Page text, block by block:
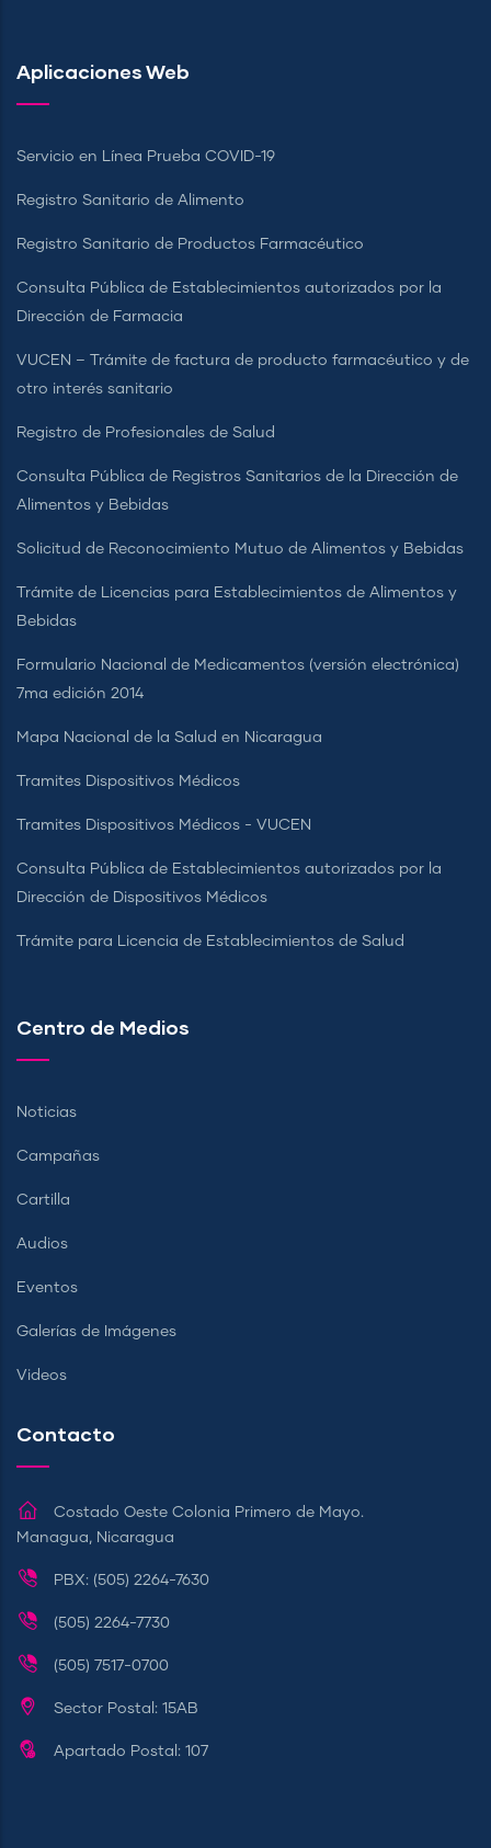
Aplicaciones Web
Servicio en Línea Prueba COVID-19
Registro Sanitario de Alimento
Registro Sanitario de Productos Farmacéutico
Consulta Pública de Establecimientos autorizados por la
Dirección de Farmacia
VUCEN – Trámite de factura de producto farmacéutico y de
otro interés sanitario
Registro de Profesionales de Salud
Consulta Pública de Registros Sanitarios de la Dirección de
Alimentos y Bebidas
Solicitud de Reconocimiento Mutuo de Alimentos y Bebidas
Trámite de Licencias para Establecimientos de Alimentos y
Bebidas
Formulario Nacional de Medicamentos (versión electrónica)
7ma edición 2014
Mapa Nacional de la Salud en Nicaragua
Tramites Dispositivos Médicos
Tramites Dispositivos Médicos - VUCEN
Consulta Pública de Establecimientos autorizados por la
Dirección de Dispositivos Médicos
Trámite para Licencia de Establecimientos de Salud
Centro de Medios
Noticias
Campañas
Cartilla
Audios
Eventos
Galerías de Imágenes
Videos
Contacto
Costado Oeste Colonia Primero de Mayo.
Managua, Nicaragua
PBX: (505) 2264-7630
(505) 2264-7730
(505) 7517-0700
Sector Postal: 15AB
Apartado Postal: 107